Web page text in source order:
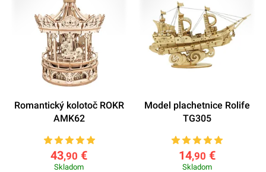
Romantický kolotoč ROKR
AMK62
43,90 €
Skladom
Model plachetnice Rolife
TG305
14,90 €
Skladom